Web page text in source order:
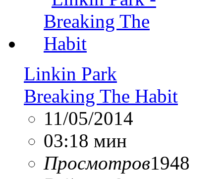
Linkin Park
Breaking The Habit
11/05/2014
03:18 мин
Просмотров1948